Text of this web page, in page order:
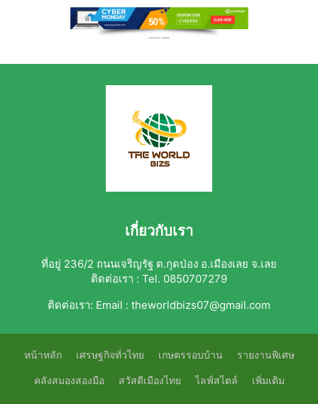
เกี่ยวกับเรา
ที่อยู่ 236/2 ถนนเจริญรัฐ ต.กุดป่อง อ.เมืองเลย จ.เลย
ติดต่อเรา : Tel. 0850707279
ติดต่อเรา: Email : theworldbizs07@gmail.com
หน้าหลัก เศรษฐกิจทั่วไทย เกษตรรอบบ้าน รายงานพิเศษ
คลังสมองสองมือ สวัสดีเมืองไทย ไลฟ์สไตล์ เพิ่มเติม